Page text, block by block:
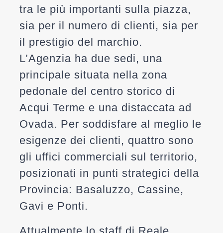
tra le più importanti sulla piazza,
sia per il numero di clienti, sia per
il prestigio del marchio.
L’Agenzia ha due sedi, una
principale situata nella zona
pedonale del centro storico di
Acqui Terme e una distaccata ad
Ovada. Per soddisfare al meglio le
esigenze dei clienti, quattro sono
gli uffici commerciali sul territorio,
posizionati in punti strategici della
Provincia: Basaluzzo, Cassine,
Gavi e Ponti.